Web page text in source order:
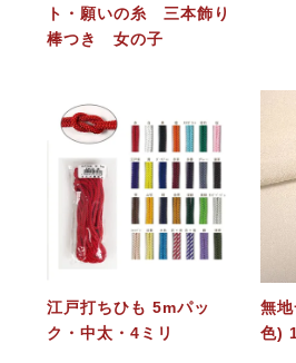
ト・願いの糸 三本飾り
棒つき 女の子
江戸打ちひも 5mパッ
ク・中太・4ミリ
無
色)